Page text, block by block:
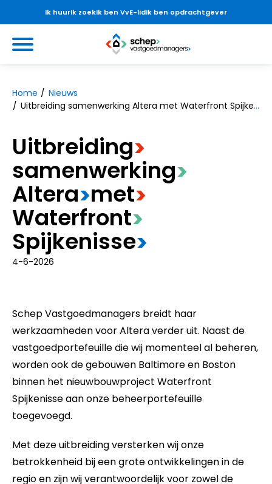
Naar hoofdinhoud
Naar hoofdnavigatiemenu
Naar zoeken
https://
Ga naar Hoofd
Ik huurIk zoekIk ben VvE-lidIk ben opdrachtgever
Home
Nieuws
Uitbreiding samenwerking Altera met Waterfront Spijkenisse
Uitbreiding>
samenwerking>
Altera>​met>
Waterfront>
Spijkenisse>
4-6-2026
Schep Vastgoedmanagers breidt haar
werkzaamheden voor Altera verder uit. Naast de
vastgoedportefeuille die wij momenteel al beheren,
worden ook de gebouwen Baltimore en Boston
binnen het nieuwbouwproject Waterfront
Spijkenisse aan onze beheerportefeuille
toegevoegd.
Met deze uitbreiding versterken wij onze
betrokkenheid bij een grote ontwikkelingen in de
regio en zijn wij verantwoordelijk voor zowel de